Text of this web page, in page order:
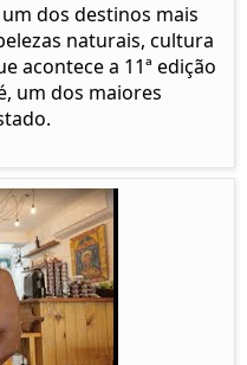
dos destinos mais
naturais, cultura
acontece a 11ª edição
um dos maiores